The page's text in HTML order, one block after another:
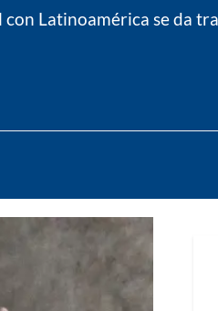
Latinoamérica se da